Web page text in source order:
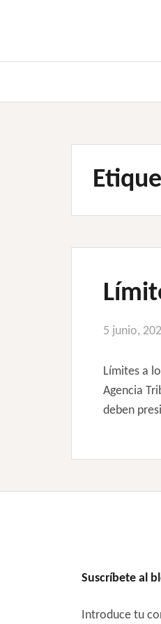
5 junio,
Límites a
Agencia
deben
Suscríbete al
Introduce tu